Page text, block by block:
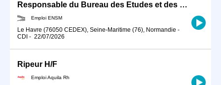
Responsable du Bureau des Etudes et des Formations (BEF)
Emploi ENSM
Le Havre (76050 CEDEX), Seine-Maritime (76), Normandie -
CDI - 22/07/2026
Ripeur H/F
Emploi Aquila Rh